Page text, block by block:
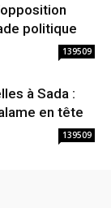
politique
139509
à Sada :
en tête
139509